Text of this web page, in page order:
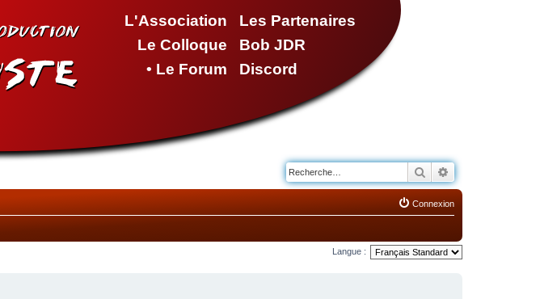
L'Association
Le Colloque
• Le Forum
Les Partenaires
Bob JDR
Discord
Rechercher
Connexion
Langue :